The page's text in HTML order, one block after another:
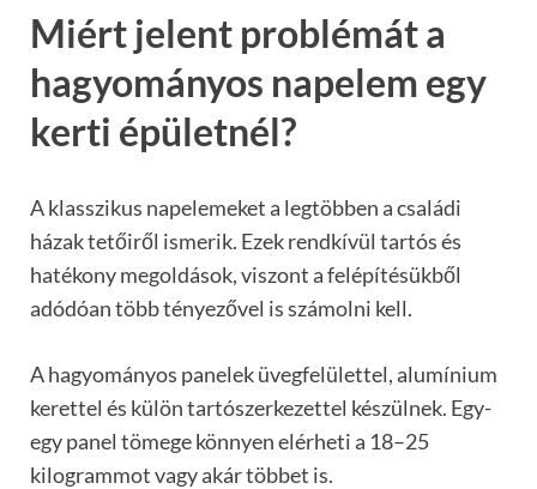
Miért jelent problémát a
hagyományos napelem egy
kerti épületnél?
A klasszikus napelemeket a legtöbben a családi
házak tetőiről ismerik. Ezek rendkívül tartós és
hatékony megoldások, viszont a felépítésükből
adódóan több tényezővel is számolni kell.
A hagyományos panelek üvegfelülettel, alumínium
kerettel és külön tartószerkezettel készülnek. Egy-
egy panel tömege könnyen elérheti a 18–25
kilogrammot vagy akár többet is.